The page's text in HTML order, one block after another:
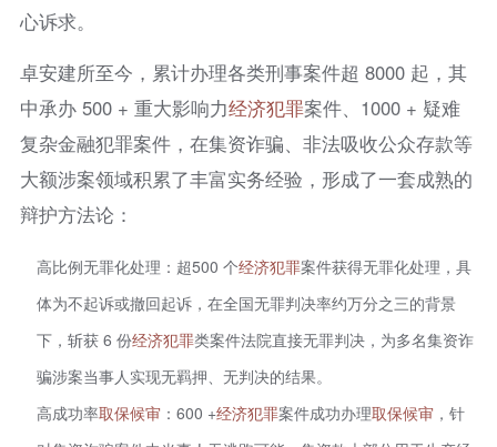
心诉求。
卓安建所至今，累计办理各类刑事案件超 8000 起，其
中承办 500 + 重大影响力经济犯罪案件、1000 + 疑难
复杂金融犯罪案件，在集资诈骗、非法吸收公众存款等
大额涉案领域积累了丰富实务经验，形成了一套成熟的
辩护方法论：
高比例无罪化处理：超500 个经济犯罪案件获得无罪化处理，具
体为不起诉或撤回起诉，在全国无罪判决率约万分之三的背景
下，斩获 6 份经济犯罪类案件法院直接无罪判决，为多名集资诈
骗涉案当事人实现无羁押、无判决的结果。
高成功率取保候审：600 +经济犯罪案件成功办理取保候审，针